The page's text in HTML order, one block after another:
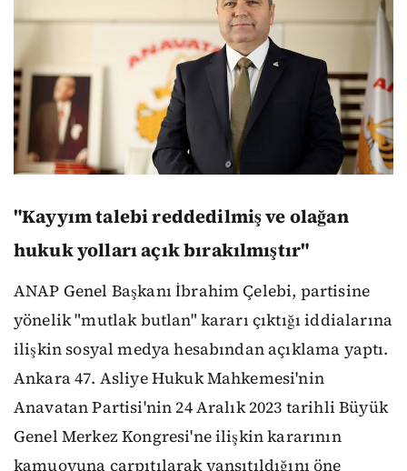
"Kayyım talebi reddedilmiş ve olağan
hukuk yolları açık bırakılmıştır"
ANAP Genel Başkanı İbrahim Çelebi, partisine
yönelik "mutlak butlan" kararı çıktığı iddialarına
ilişkin sosyal medya hesabından açıklama yaptı.
Ankara 47. Asliye Hukuk Mahkemesi'nin
Anavatan Partisi'nin 24 Aralık 2023 tarihli Büyük
Genel Merkez Kongresi'ne ilişkin kararının
kamuoyuna çarpıtılarak yansıtıldığını öne